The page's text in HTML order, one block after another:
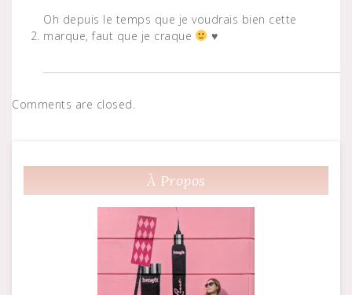
Oh depuis le temps que je voudrais bien cette
marque, faut que je craque
♥
Comments are closed.
À Propos